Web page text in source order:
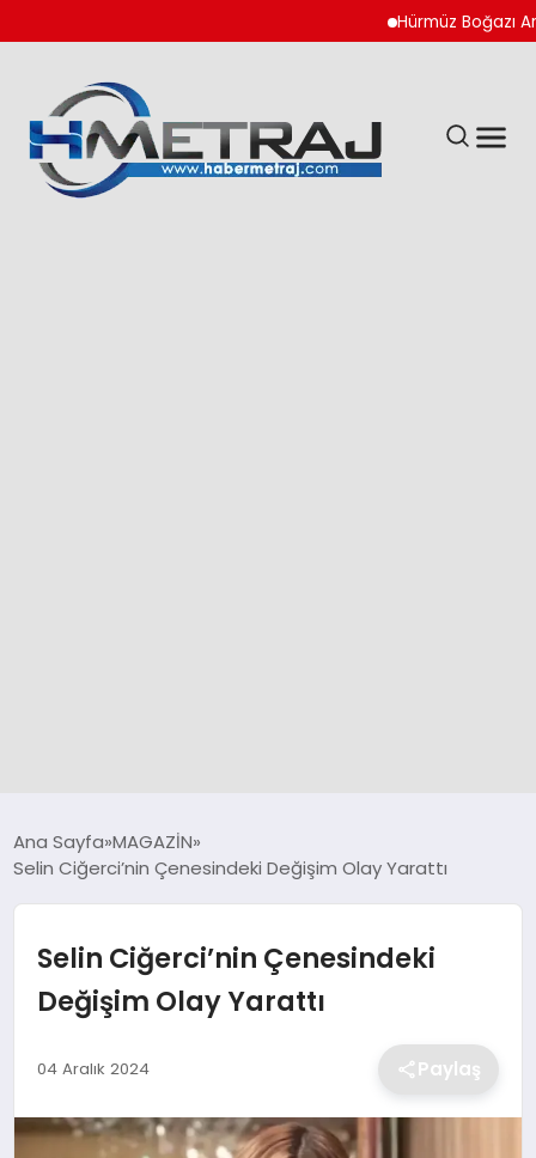
Hürmüz Boğazı
DÜNYA
EKONOMİ
Ana Sayfa MAGAZİN
Selin Ciğerci’nin Çenesindeki Değişim Olay Yarattı
Selin Ciğerci’nin Çenesindeki
Değişim Olay Yarattı
04 Aralık 2024 Paylaş